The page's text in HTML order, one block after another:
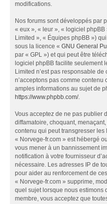
modifications.
Nos forums sont développés par
« eux », « leur », « logiciel
Limited », « Équipes phpBB »)
sous la licence « GNU General
par « GPL ») et qui peut être
logiciel phpBB facilite seulement
Limited n’est pas responsable
n’acceptons pas comme
amples informations au sujet de
https://www.phpbb.com/.
Vous acceptez de ne pas publier
diffamatoire, choquant,
contenu qui peut transgresser les
« Norvege-fr.com » est hébergé
vous mener à un bannissement
notification à votre fournisseur
nécessaire. Les adresses IP de
pour aider au renforcement de
« Norvege-fr.com » supprime,
quel sujet lorsque nous estimons
membre, vous acceptez que